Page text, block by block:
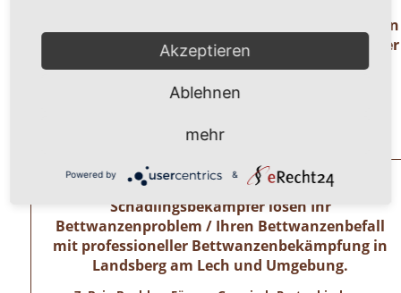
Haben Sie Fragen oder benötigen Hilfe ? Dann
rufen Sie uns einfach an unter der
Telefonnummer
0 8 2 4 1 / 8 0 2 9 1 7 1.
Wir freuen uns auf ihren Anruf!
Allgäuer Kammerjäger – Zertifizierte
Schädlingsbekämpfer lösen Ihr
Bettwanzenproblem / Ihren Bettwanzenbefall
mit professioneller Bettwanzenbekämpfung in
Landsberg am Lech und Umgebung.
Akzeptieren
Ablehnen
mehr
Powered by &